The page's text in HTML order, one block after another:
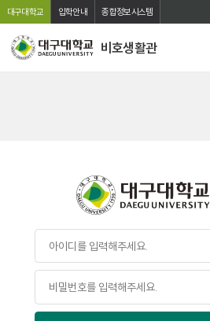
본문 바로가기
주메뉴 바로가기
대구대학교 입학안내 종합정보시스템
비호생활관